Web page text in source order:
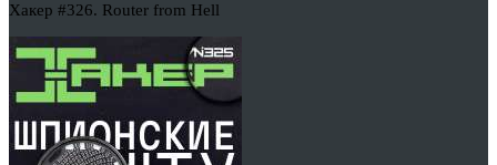
Хакер #326. Router from Hell